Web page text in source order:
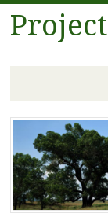
Zum
Inhalt
springen